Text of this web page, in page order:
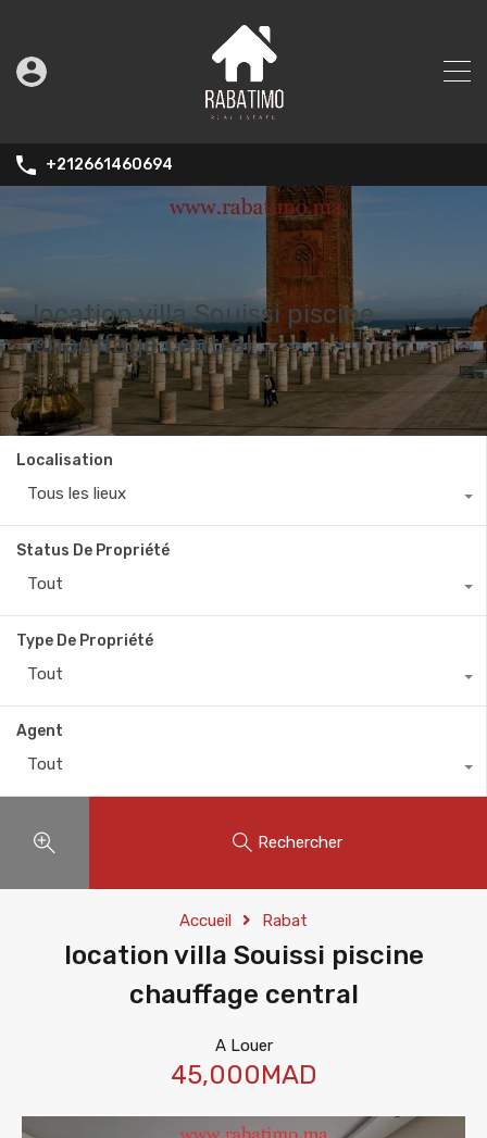
+212661460694
location villa Souissi piscine
chauffage central
Localisation
Tous les lieux
Status De Propriété
Tout
Type De Propriété
Tout
Agent
Tout
Rechercher
Accueil Rabat
location villa Souissi piscine
chauffage central
A Louer
45,000MAD